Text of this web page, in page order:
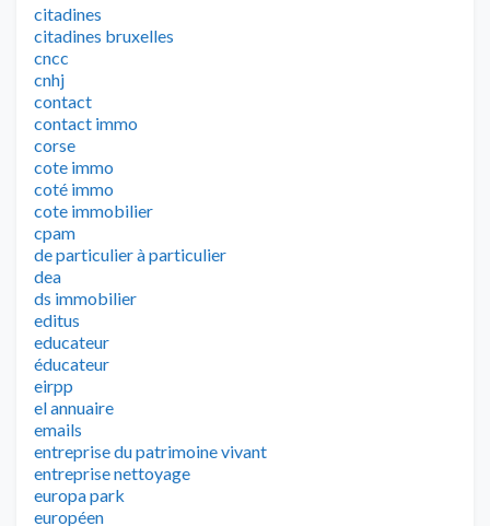
citadines
citadines bruxelles
cncc
cnhj
contact
contact immo
corse
cote immo
coté immo
cote immobilier
cpam
de particulier à particulier
dea
ds immobilier
editus
educateur
éducateur
eirpp
el annuaire
emails
entreprise du patrimoine vivant
entreprise nettoyage
europa park
européen